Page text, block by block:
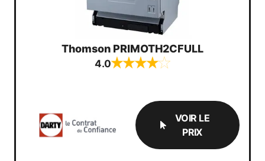
Thomson PRIMOTH2CFULL
4.0
VOIR LE
PRIX